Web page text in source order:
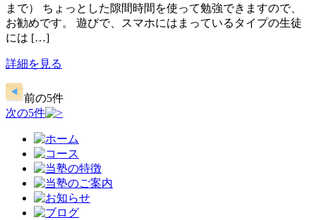
まで） ちょっとした隙間時間を使って勉強できますので、
お勧めです。 遊びで、スマホにはまっているタイプの生徒
には […]
詳細を見る
前の5件
次の5件